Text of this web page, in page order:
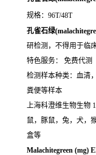
规格：96T/48T
孔雀石绿
研检测，不得用于临
特色服务： 免费代测
检测样本种类：血清
粪便等样本
上海科澄维生物生物
鼠，豚鼠，兔，犬，
盒等
Malachitegreen (mg)